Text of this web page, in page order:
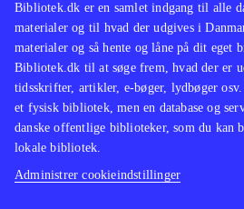
Bibliotek.dk er en samlet indgang til alle
materialer og til hvad der udgives i
materialer og så hente og låne på dit eget
Bibliotek.dk til at søge frem, hvad der er
tidsskrifter, artikler, e-bøger, lydbøger
et fysisk bibliotek, men en database og
danske offentlige biblioteker, som du kan
lokale bibliotek.
Administrer cookieindstillinger